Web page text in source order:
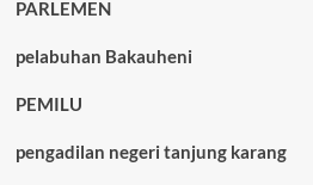
PARLEMEN
pelabuhan Bakauheni
PEMILU
pengadilan negeri tanjung karang